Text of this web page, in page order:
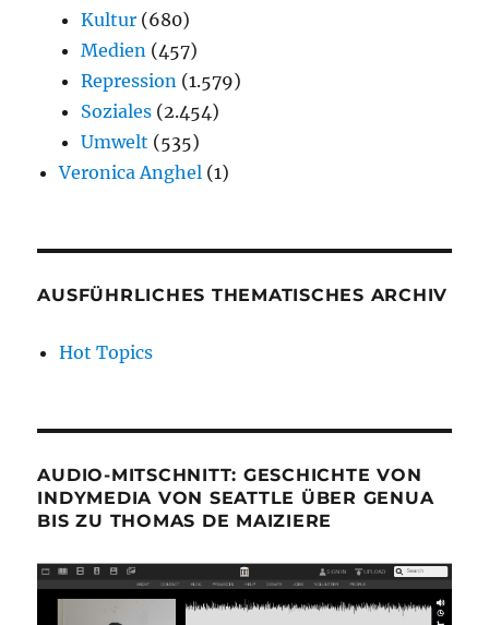
Kultur (680)
Medien (457)
Repression (1.579)
Soziales (2.454)
Umwelt (535)
Veronica Anghel (1)
AUSFÜHRLICHES THEMATISCHES ARCHIV
Hot Topics
AUDIO-MITSCHNITT: GESCHICHTE VON
INDYMEDIA VON SEATTLE ÜBER GENUA
BIS ZU THOMAS DE MAIZIERE